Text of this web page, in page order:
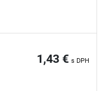
1,43 € s DPH